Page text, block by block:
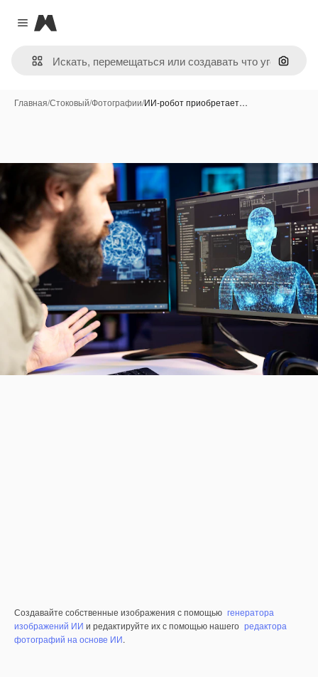
Close menu
Magnific
Поиск
Главная/Стоковый/Фотографии/ИИ-робот приобретает…
Создавайте собственные изображения с помощью генератора
изображений ИИ и редактируйте их с помощью нашего редактора
фотографий на основе ИИ.